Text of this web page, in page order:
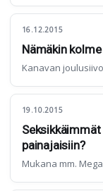
16.12.2015
Nämäkin
Kanavan
19.10.2015
painajaisiin?
Mukana mm.